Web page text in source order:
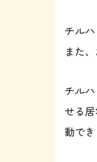
チル
また
チル
せる
動で